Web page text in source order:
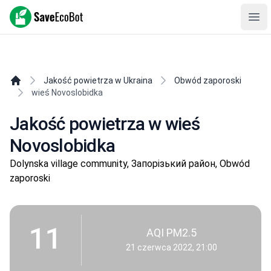
SaveEcoBot
Jakość powietrza w Ukraina
Obwód zaporoski
wieś Novoslobidka
Jakość powietrza w wieś
Novoslobidka
Dolynska village community, Запорізький район, Obwód
zaporoski
11 AQI PM2.5
21 czerwca 2022, 21:00